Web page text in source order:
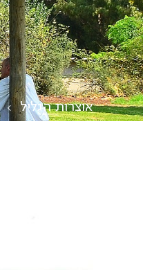
אוצרות הגליל